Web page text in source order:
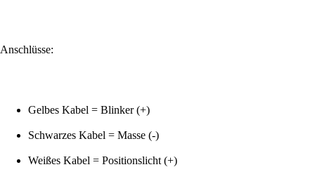
Anschlüsse:
Gelbes Kabel = Blinker (+)
Schwarzes Kabel = Masse (-)
Weißes Kabel = Positionslicht (+)